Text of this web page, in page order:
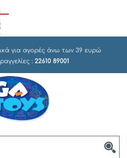
για αγορές άνω των 39 ευρώ
: 22610 89001